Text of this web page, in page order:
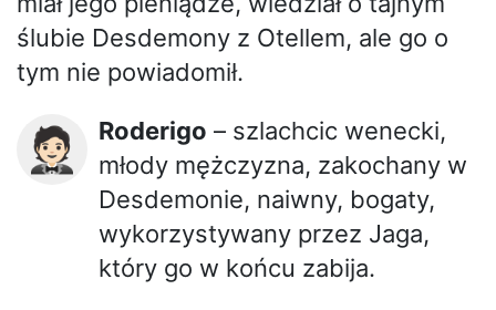
ślubie Desdemony z Otellem, ale go o
tym nie powiadomił.
🤵🏻 Roderigo – szlachcic wenecki,
młody mężczyzna, zakochany w
Desdemonie, naiwny, bogaty,
wykorzystywany przez Jaga,
który go w końcu zabija.